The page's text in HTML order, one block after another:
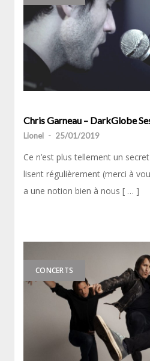
Chris Garneau – DarkGlobe
Lionel - 25/01/2019
Ce n’est plus tellement un
lisent régulièrement (merci à
a une notion bien à nous [ … ]
CONCERTS